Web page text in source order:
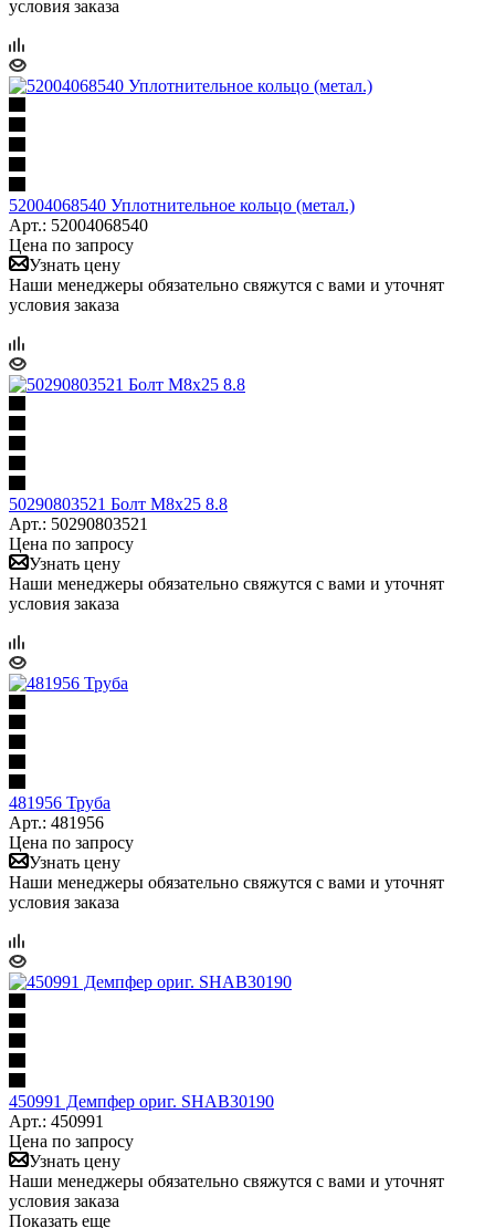
условия заказа
52004068540 Уплотнительное кольцо (метал.)
Арт.: 52004068540
Цена по запросу
Узнать цену
Наши менеджеры обязательно свяжутся с вами и уточнят
условия заказа
50290803521 Болт M8x25 8.8
Арт.: 50290803521
Цена по запросу
Узнать цену
Наши менеджеры обязательно свяжутся с вами и уточнят
условия заказа
481956 Труба
Арт.: 481956
Цена по запросу
Узнать цену
Наши менеджеры обязательно свяжутся с вами и уточнят
условия заказа
450991 Демпфер ориг. SHAB30190
Арт.: 450991
Цена по запросу
Узнать цену
Наши менеджеры обязательно свяжутся с вами и уточнят
условия заказа
Показать еще